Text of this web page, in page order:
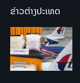
ຂ່າວຕ່າງປະເທດ